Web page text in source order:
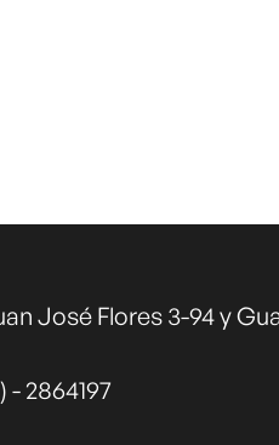
José Flores 3-94 y
- 2864197